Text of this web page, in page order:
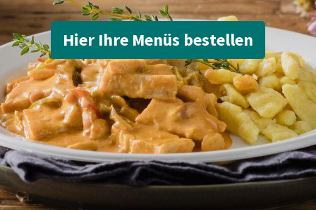
Hier Ihre Menüs bestellen